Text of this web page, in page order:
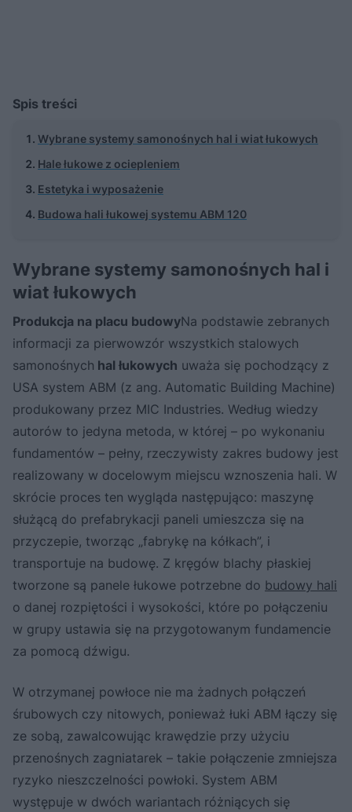
Spis treści
Wybrane systemy samonośnych hal i wiat łukowych
Hale łukowe z ociepleniem
Estetyka i wyposażenie
Budowa hali łukowej systemu ABM 120
Wybrane systemy samonośnych hal i
wiat łukowych
Produkcja na placu budowyNa podstawie zebranych
informacji za pierwowzór wszystkich stalowych
samonośnych hal łukowych uważa się pochodzący z
USA system ABM (z ang. Automatic Building Machine)
produkowany przez MIC Industries. Według wiedzy
autorów to jedyna metoda, w której – po wykonaniu
fundamentów – pełny, rzeczywisty zakres budowy jest
realizowany w docelowym miejscu wznoszenia hali. W
skrócie proces ten wygląda następująco: maszynę
służącą do prefabrykacji paneli umieszcza się na
przyczepie, tworząc „fabrykę na kółkach”, i
transportuje na budowę. Z kręgów blachy płaskiej
tworzone są panele łukowe potrzebne do budowy hali
o danej rozpiętości i wysokości, które po połączeniu
w grupy ustawia się na przygotowanym fundamencie
za pomocą dźwigu.
W otrzymanej powłoce nie ma żadnych połączeń
śrubowych czy nitowych, ponieważ łuki ABM łączy się
ze sobą, zawalcowując krawędzie przy użyciu
przenośnych zagniatarek – takie połączenie zmniejsza
ryzyko nieszczelności powłoki. System ABM
występuje w dwóch wariantach różniących się